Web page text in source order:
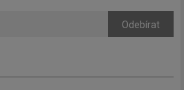
Odebírat